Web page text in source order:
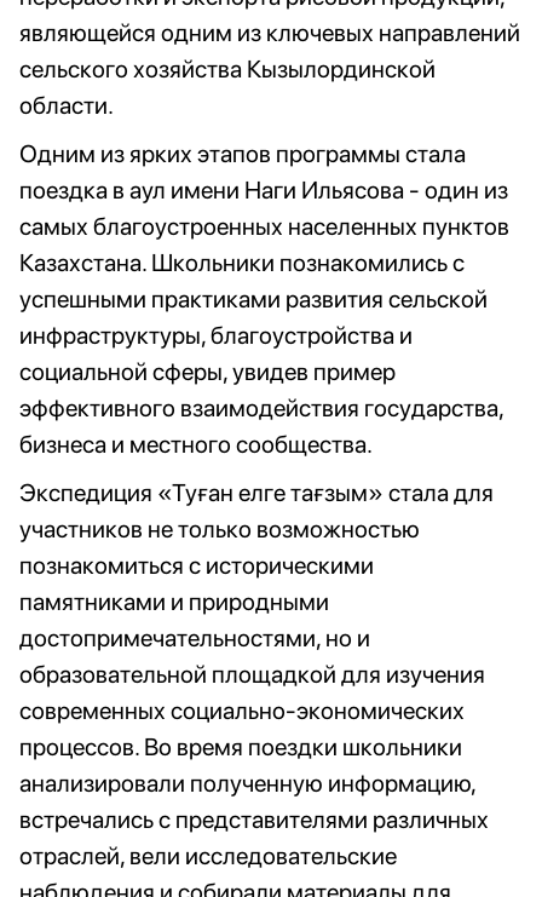
являющейся одним из ключевых направлений
сельского хозяйства Кызылординской
области.
Одним из ярких этапов программы стала
поездка в аул имени Наги Ильясова - один из
самых благоустроенных населенных пунктов
Казахстана. Школьники познакомились с
успешными практиками развития сельской
инфраструктуры, благоустройства и
социальной сферы, увидев пример
эффективного взаимодействия государства,
бизнеса и местного сообщества.
Экспедиция «Туған елге тағзым» стала для
участников не только возможностью
познакомиться с историческими
памятниками и природными
достопримечательностями, но и
образовательной площадкой для изучения
современных социально-экономических
процессов. Во время поездки школьники
анализировали полученную информацию,
встречались с представителями различных
отраслей, вели исследовательские